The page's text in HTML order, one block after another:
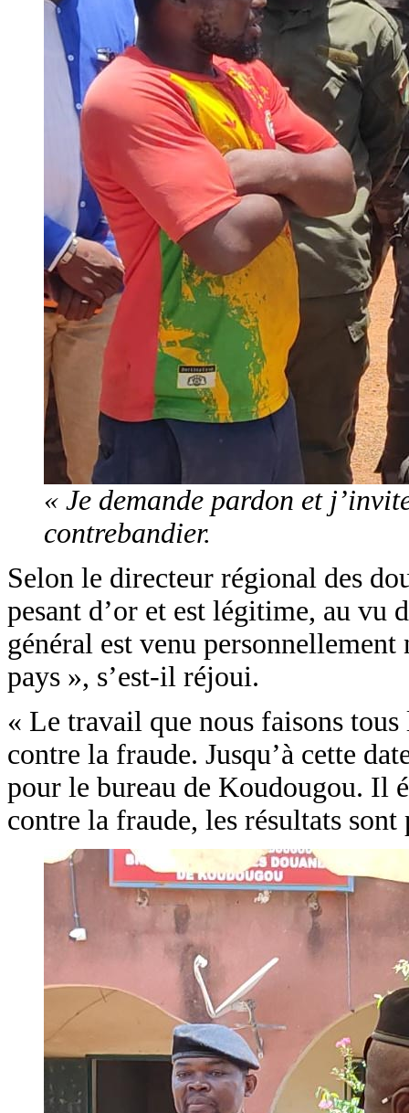
« Je demande pardon et
contrebandier.
Selon le directeur régional des
pesant d’or et est légitime, au vu
général est venu
pays », s’est-il réjoui.
« Le travail que nous faisons
contre la fraude. Jusqu’à cette
pour le bureau de Koudougou. Il
contre la fraude, les résultats